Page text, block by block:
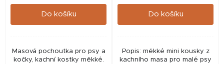
cena:
Do košíku
Masová pochoutka pro psy a
kočky, kachní kostky měkké.
cena:
Do košíku
Popis: měkké mini kousky z
kachního masa pro malé psy